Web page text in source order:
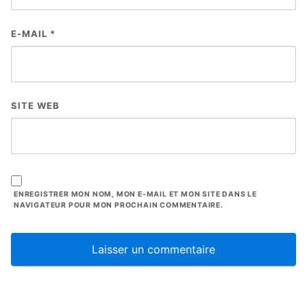
E-MAIL *
SITE WEB
ENREGISTRER MON NOM, MON E-MAIL ET MON SITE DANS LE
NAVIGATEUR POUR MON PROCHAIN COMMENTAIRE.